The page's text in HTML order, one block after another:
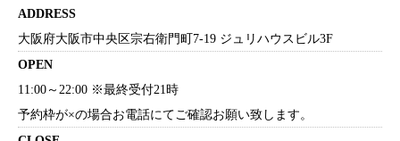
ADDRESS
大阪府大阪市中央区宗右衛門町7-19 ジュリハウスビル3F
OPEN
11:00～22:00 ※最終受付21時
予約枠が×の場合お電話にてご確認お願い致します。